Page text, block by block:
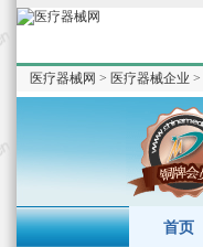
医疗器械网 > 医疗器械企业 >
首页